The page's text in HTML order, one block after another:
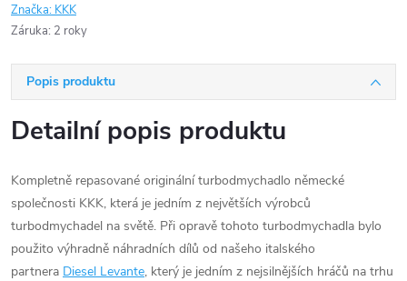
Značka: KKK
Záruka: 2 roky
Popis produktu
Detailní popis produktu
Kompletně repasované originální turbodmychadlo německé
společnosti KKK, která je jedním z největších výrobců
turbodmychadel na světě. Při opravě tohoto turbodmychadla bylo
použito výhradně náhradních dílů od našeho italského
partnera Diesel Levante, který je jedním z nejsilnějších hráčů na trhu